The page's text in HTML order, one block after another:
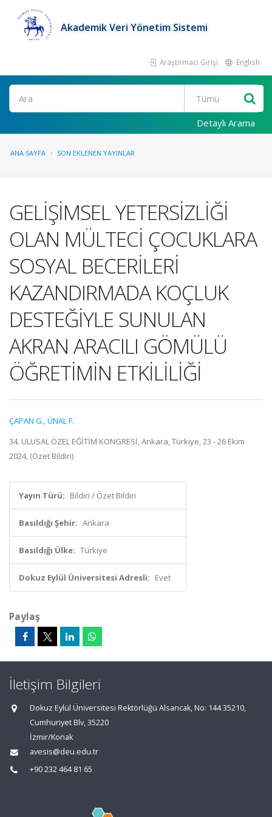
Akademik Veri Yönetim Sistemi
Araştırmacı Girişi English
Ara
Detaylı Arama
ANA SAYFA SON EKLENEN YAYINLAR
GELİŞİMSEL YETERSİZLİĞİ
OLAN MÜLTECİ ÇOCUKLARA
SOSYAL BECERİLERİ
KAZANDIRMADA KOÇLUK
DESTEĞİYLE SUNULAN
AKRAN ARACILI GÖMÜLÜ
ÖĞRETİMİN ETKİLİLİĞİ
ÇAPAN G.,ÜNAL F.
34. ULUSAL ÖZEL EĞİTİM KONGRESİ, Ankara, Türkiye, 23 - 26 Ekim
2024, (Özet Bildiri)
Yayın Türü: Bildiri / Özet Bildiri
Basıldığı Şehir: Ankara
Basıldığı Ülke: Türkiye
Dokuz Eylül Üniversitesi Adresli: Evet
Paylaş
İletişim Bilgileri
Dokuz Eylül Üniversitesi Rektörlüğü Alsancak, No: 144 35210,
Cumhuriyet Blv, 35220
İzmir/Konak
avesis@deu.edu.tr
+90 232 464 81 65